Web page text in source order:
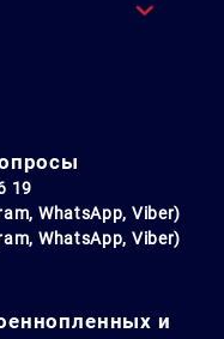
19
WhatsApp, Viber)
WhatsApp, Viber)
и